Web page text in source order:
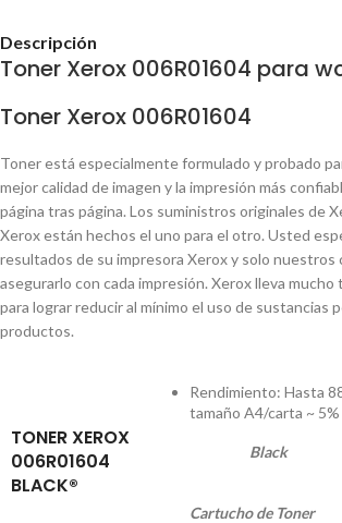
Descripción
Toner Xerox 006R01604 para
Toner Xerox 006R01604
Toner está especialmente formulado y probado
mejor calidad de imagen y la impresión más
página tras página. Los suministros originales de
Xerox están hechos el uno para el otro. Usted
resultados de su impresora Xerox y solo nuestros
asegurarlo con cada impresión. Xerox lleva
para lograr reducir al mínimo el uso de sustancias
productos.
TONER XEROX
006R01604
BLACK®
Rendimiento: Hasta
tamaño A4/carta ~
Black
Cartucho de Toner